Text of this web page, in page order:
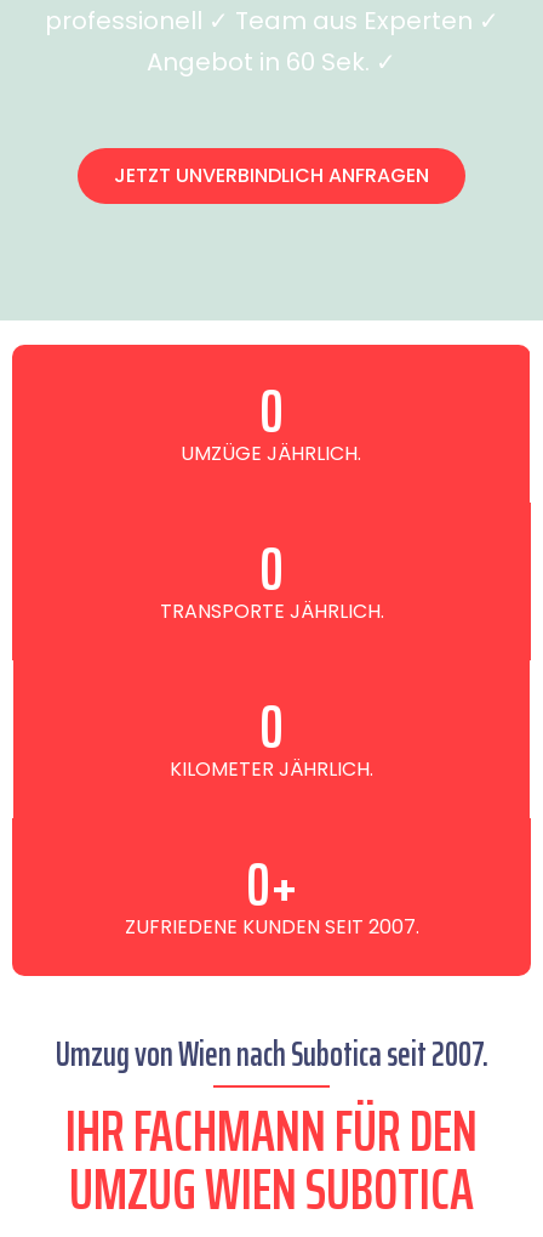
professionell ✓ Team aus Experten ✓
Angebot in 60 Sek. ✓
JETZT UNVERBINDLICH ANFRAGEN
UMZÜGE JÄHRLICH.
0
TRANSPORTE JÄHRLICH.
0
KILOMETER JÄHRLICH.
0
ZUFRIEDENE KUNDEN SEIT 2007.
0+
Umzug von Wien nach Subotica seit 2007.
IHR FACHMANN FÜR DEN
UMZUG WIEN SUBOTICA